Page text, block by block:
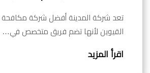
تعد شركة المدينة أفضل شركة
القيوين لأنها تضم فريق متخصص في…
اقرأ المزيد